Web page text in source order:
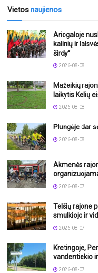
Vietos naujienos
Ariogaloje
kalinių ir
širdy“
2026-08-08
Mažeikių
laikytis Kelių
2026-08-08
Plungėje dar
2026-08-08
Akmenės
2026-08-07
Telšių rajone
smulkiojo ir
2026-08-07
Kretingoje,
vandentiekio
2026-08-07